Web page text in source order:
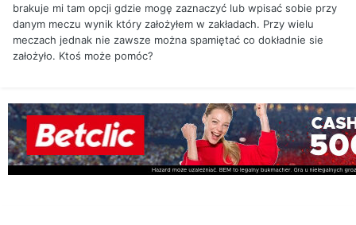
brakuje mi tam opcji gdzie mogę zaznaczyć lub wpisać sobie przy
danym meczu wynik który założyłem w zakładach. Przy wielu
meczach jednak nie zawsze można spamiętać co dokładnie sie
założyło. Ktoś może pomóc?